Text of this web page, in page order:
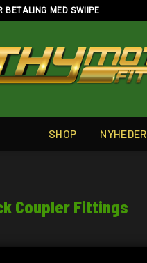
BETALING MED SWIIPE
SHOP NYHEDER
Coupler Fittings